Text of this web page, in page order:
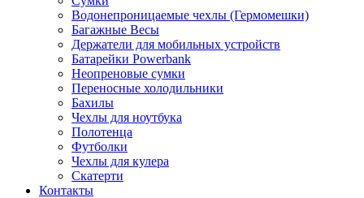
Водонепроницаемые чехлы (Гермомешки)
Багажные Весы
Держатели для мобильных устройств
Батарейки Powerbank
Неопреновые сумки
Переносные холодильники
Бахилы
Чехлы для ноутбука
Полотенца
Футболки
Чехлы для кулера
Скатерти
Контакты